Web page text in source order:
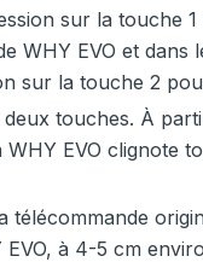
sur la touche 1
WHY EVO et dans
sur la touche 2
deux touches. À
WHY EVO clignote
télécommande
EVO, à 4-5 cm